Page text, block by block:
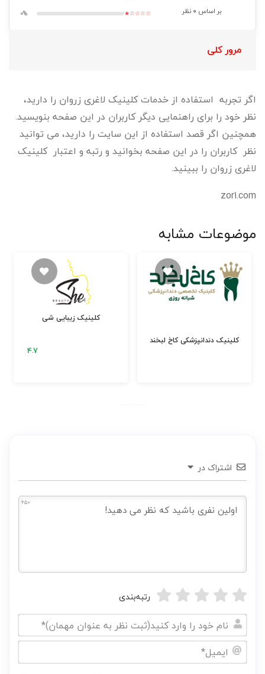
بر اساس 0 نظر
★☆☆☆☆
0%
مرور کلی
اگر تجربه استفاده از خدمات کلینیک لاغری زروان را دارید،
نظر خود را برای راهنمایی دیگر کاربران در این صفحه بنویسید.
همچنین اگر قصد استفاده از این سایت را دارید، می توانید
نظر کاربران را در این صفحه بخوانید و رتبه و اعتبار کلینیک
لاغری زروان را ببینید.
zor1.com
موضوعات مشابه
کلینیک زیبایی شی
کلینیک دندانپزشکی کاخ لبخند
اشتراک در
650
رتبه‌بندی
نام
خود